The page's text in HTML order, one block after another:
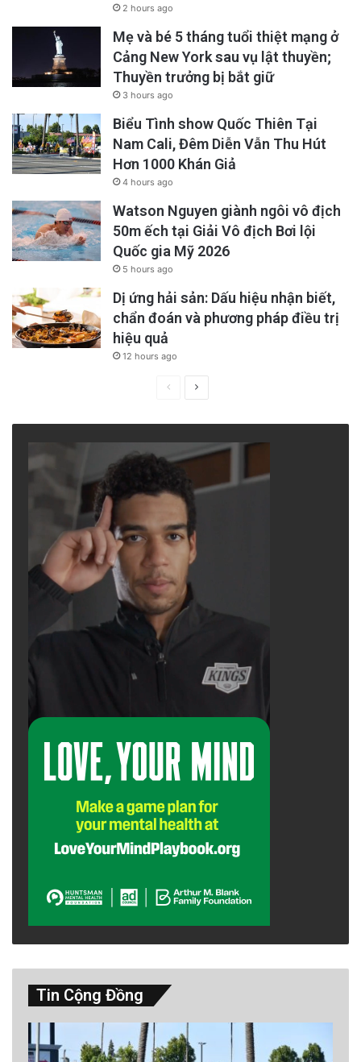
2 hours ago
Mẹ và bé 5 tháng tuổi thiệt mạng ở
Cảng New York sau vụ lật thuyền;
Thuyền trưởng bị bắt giữ
3 hours ago
Biểu Tình show Quốc Thiên Tại
Nam Cali, Đêm Diễn Vẫn Thu Hút
Hơn 1000 Khán Giả
4 hours ago
Watson Nguyen giành ngôi vô địch
50m ếch tại Giải Vô địch Bơi lội
Quốc gia Mỹ 2026
5 hours ago
Dị ứng hải sản: Dấu hiệu nhận biết,
chẩn đoán và phương pháp điều trị
hiệu quả
12 hours ago
PreviousNext
Tin Cộng Đồng